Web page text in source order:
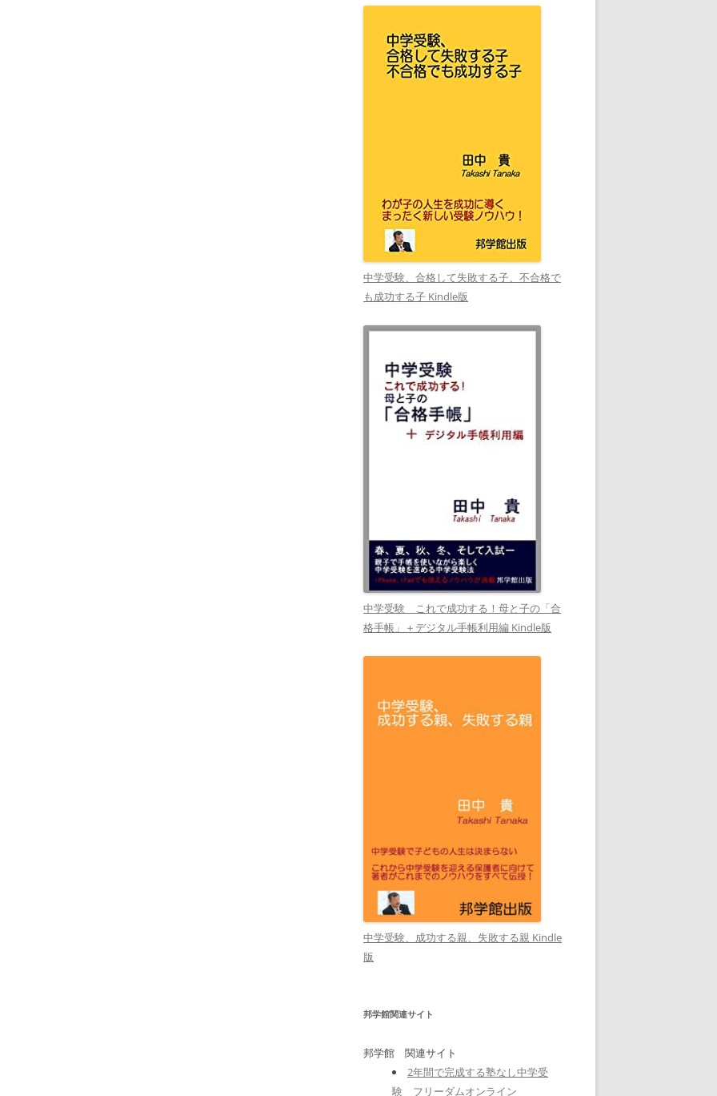
中学受験、合格して失敗する子、不合格で
も成功する子 Kindle版
中学受験 これで成功する！母と子の「合
格手帳」＋デジタル手帳利用編 Kindle版
中学受験、成功する親、失敗する親 Kindle
版
邦学館関連サイト
邦学館 関連サイト
2年間で完成する塾なし中学受
験 フリーダムオンライン